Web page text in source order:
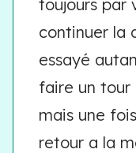
toujours par
continuer la
essayé
faire un tour
mais une
retour a la